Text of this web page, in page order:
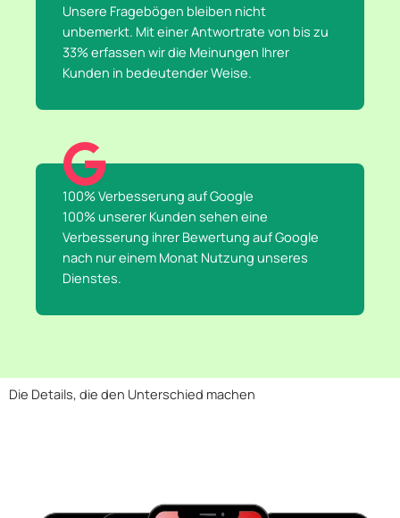
Unsere Fragebögen bleiben nicht
unbemerkt. Mit einer Antwortrate von bis zu
33% erfassen wir die Meinungen Ihrer
Kunden in bedeutender Weise.
100% Verbesserung auf Google
100% unserer Kunden sehen eine
Verbesserung ihrer Bewertung auf Google
nach nur einem Monat Nutzung unseres
Dienstes.
Die Details, die den Unterschied machen